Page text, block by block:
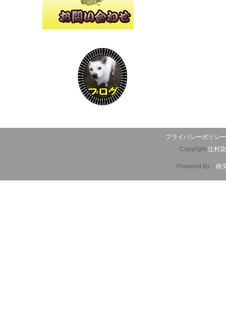
プライバシーポリシー
Copyright 辻村
Powered By： 格